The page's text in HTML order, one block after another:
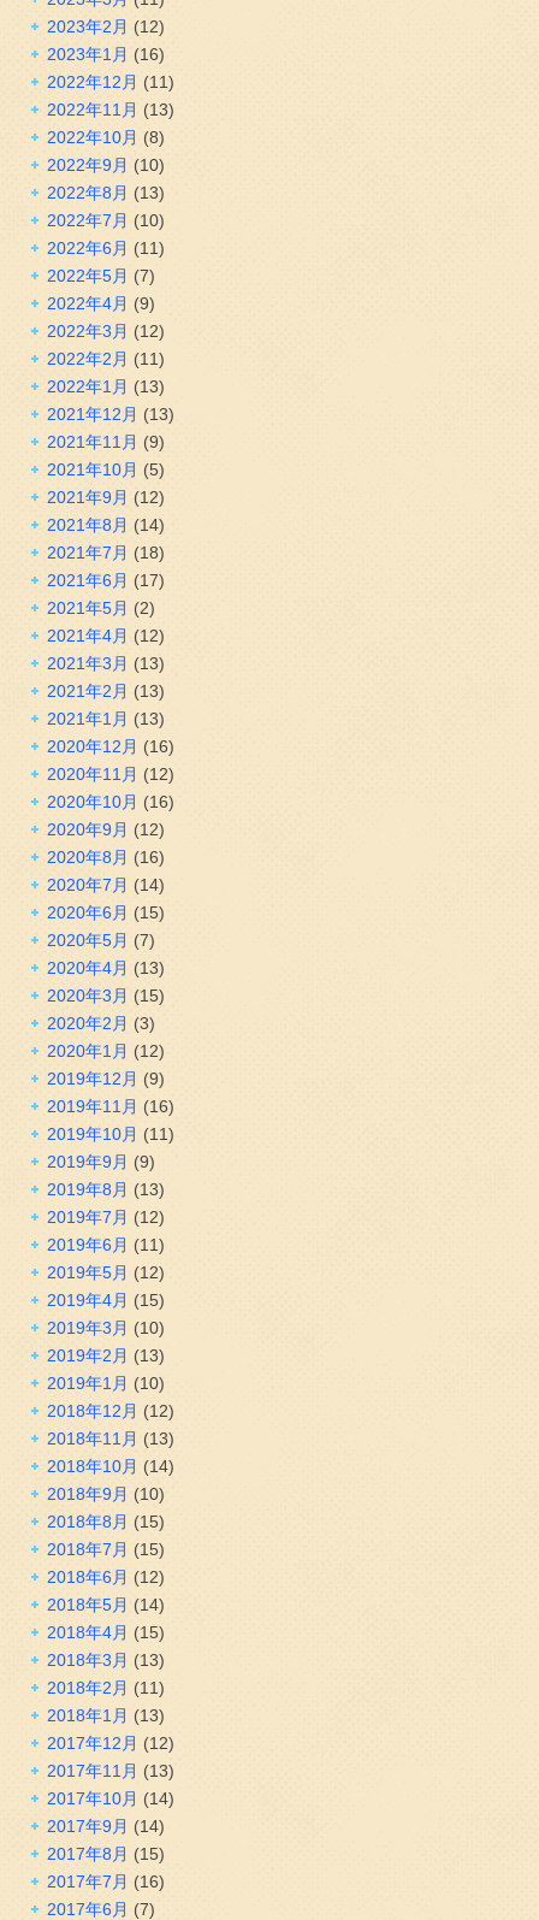
2023年2月 (12)
2023年1月 (16)
2022年12月 (11)
2022年11月 (13)
2022年10月 (8)
2022年9月 (10)
2022年8月 (13)
2022年7月 (10)
2022年6月 (11)
2022年5月 (7)
2022年4月 (9)
2022年3月 (12)
2022年2月 (11)
2022年1月 (13)
2021年12月 (13)
2021年11月 (9)
2021年10月 (5)
2021年9月 (12)
2021年8月 (14)
2021年7月 (18)
2021年6月 (17)
2021年5月 (2)
2021年4月 (12)
2021年3月 (13)
2021年2月 (13)
2021年1月 (13)
2020年12月 (16)
2020年11月 (12)
2020年10月 (16)
2020年9月 (12)
2020年8月 (16)
2020年7月 (14)
2020年6月 (15)
2020年5月 (7)
2020年4月 (13)
2020年3月 (15)
2020年2月 (3)
2020年1月 (12)
2019年12月 (9)
2019年11月 (16)
2019年10月 (11)
2019年9月 (9)
2019年8月 (13)
2019年7月 (12)
2019年6月 (11)
2019年5月 (12)
2019年4月 (15)
2019年3月 (10)
2019年2月 (13)
2019年1月 (10)
2018年12月 (12)
2018年11月 (13)
2018年10月 (14)
2018年9月 (10)
2018年8月 (15)
2018年7月 (15)
2018年6月 (12)
2018年5月 (14)
2018年4月 (15)
2018年3月 (13)
2018年2月 (11)
2018年1月 (13)
2017年12月 (12)
2017年11月 (13)
2017年10月 (14)
2017年9月 (14)
2017年8月 (15)
2017年7月 (16)
2017年6月 (7)